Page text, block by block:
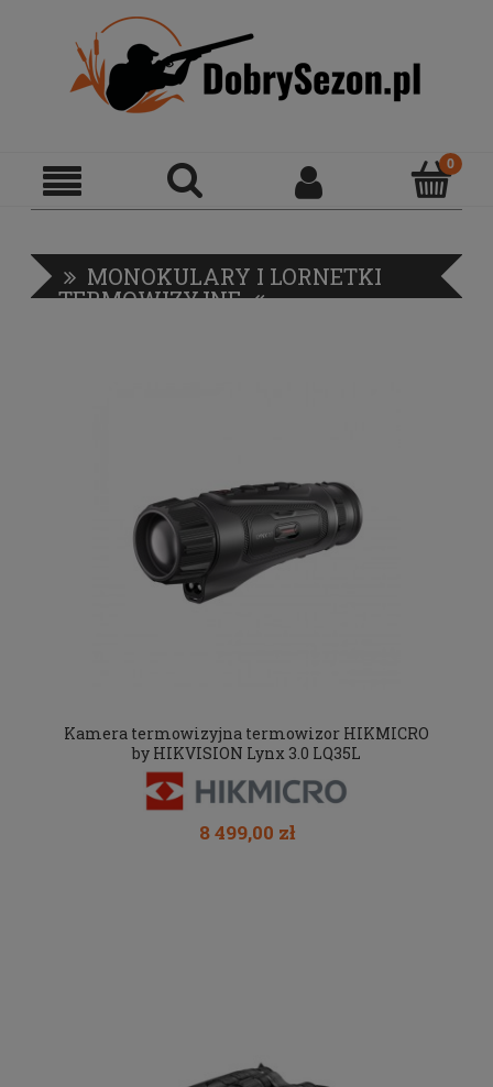
MONOKULARY I LORNETKI
TERMOWIZYJNE
Kamera termowizyjna termowizor HIKMICRO
by HIKVISION Lynx 3.0 LQ35L
8 499,00 zł